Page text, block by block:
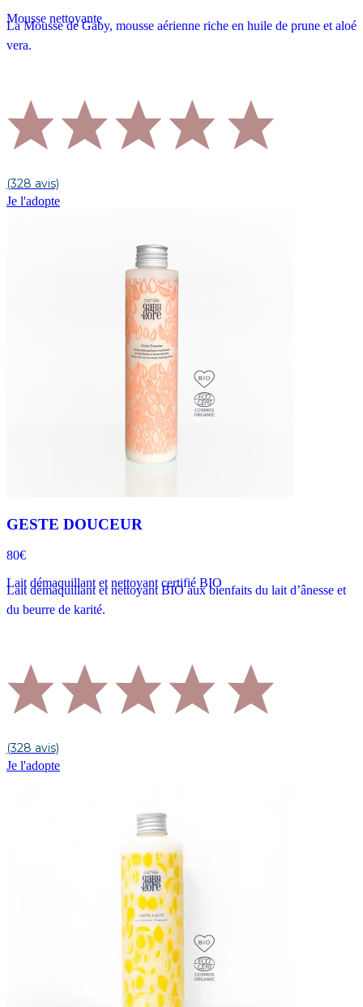
Mousse nettoyante
La Mousse de Gaby, mousse aérienne riche en huile de prune et aloé
vera.
(328 avis)
Je l'adopte
GESTE DOUCEUR
80€
Lait démaquillant et nettoyant certifié BIO
Lait démaquillant et nettoyant BIO aux bienfaits du lait d’ânesse et
du beurre de karité.
(328 avis)
Je l'adopte